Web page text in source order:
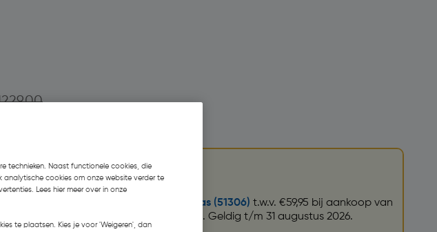
gereedschapstas
DeWALT gereedschapstas (51306) t.w.v. €59,95 bij aankoop van
DeWALT DCK624P3T-QW Combopack. Geldig t/m 31 augustus 2026.
technieken. Naast functionele cookies, die
cookies om onze website verder te
Lees hier meer over in onze
te plaatsen. Kies je voor 'Weigeren', dan